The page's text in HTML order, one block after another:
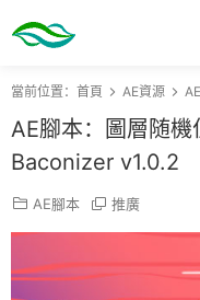
當前位置： 首頁 AE資源
AE腳本：圖層随
Baconizer v1.0.2
AE腳本 推廣